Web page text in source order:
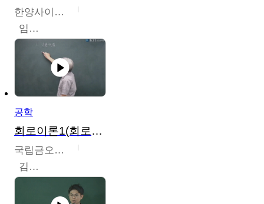
한양사이버대학교
임동균
공학
회로이론1(회로이론1, 회로이론2, 전자회로1)
국립금오공과대학교
김명식